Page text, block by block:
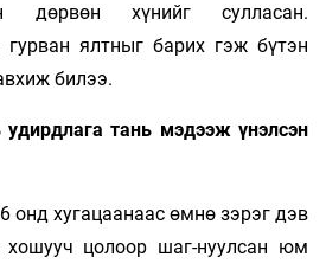
дөрвөн хүнийг сулласан.
гурван ялтныг барих гэж бүтэн
билээ.
тань мэдээж үнэлсэн
онд хугацаанаас өмнө зэрэг дэв
хошууч цолоор шаг-нуулсан юм